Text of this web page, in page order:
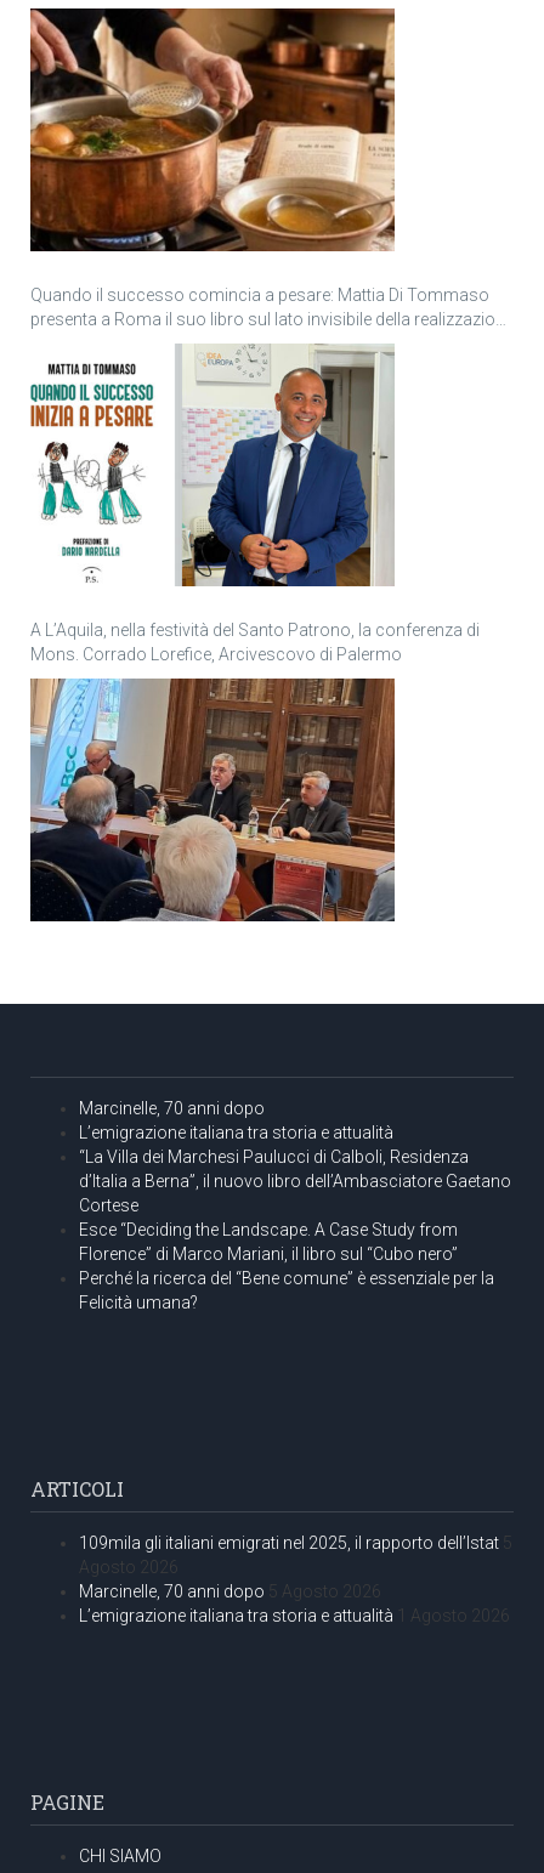
Quando il successo comincia a pesare: Mattia Di Tommaso
presenta a Roma il suo libro sul lato invisibile della realizzazione
A L’Aquila, nella festività del Santo Patrono, la conferenza di
Mons. Corrado Lorefice, Arcivescovo di Palermo
Marcinelle, 70 anni dopo
L’emigrazione italiana tra storia e attualità
“La Villa dei Marchesi Paulucci di Calboli, Residenza
d’Italia a Berna”, il nuovo libro dell’Ambasciatore Gaetano
Cortese
Esce “Deciding the Landscape. A Case Study from
Florence” di Marco Mariani, il libro sul “Cubo nero”
Perché la ricerca del “Bene comune” è essenziale per la
Felicità umana?
ARTICOLI
109mila gli italiani emigrati nel 2025, il rapporto dell’Istat 5
Agosto 2026
Marcinelle, 70 anni dopo 5 Agosto 2026
L’emigrazione italiana tra storia e attualità 1 Agosto 2026
PAGINE
CHI SIAMO